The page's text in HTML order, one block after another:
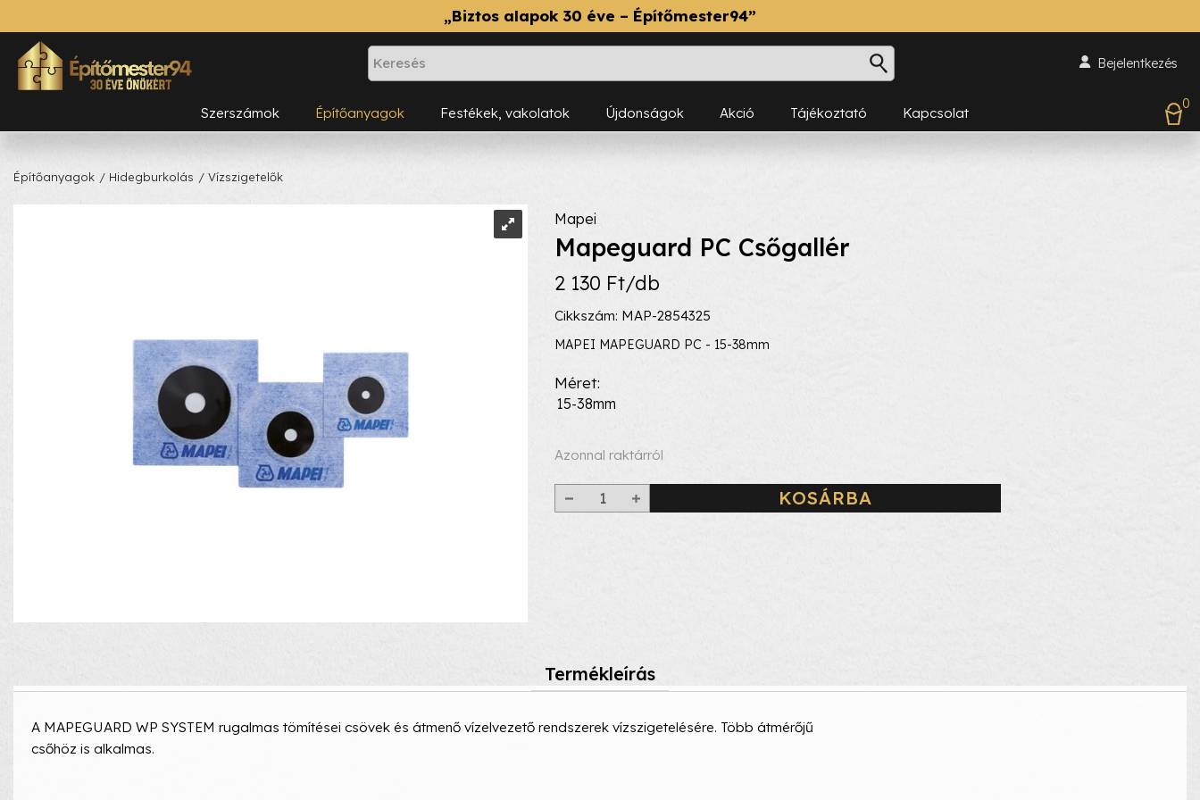
„Biztos alapok 30 éve – Építőmester94”
Bejelentkezés
Szerszámok Építőanyagok Festékek, vakolatok Újdonságok Akció Tájékoztató Kapcsolat
0
Építőanyagok / Hidegburkolás / Vízszigetelők
Mapei
Mapeguard PC Csőgallér
2 130 Ft/db
Cikkszám: MAP-2854325
MAPEI MAPEGUARD PC - 15-38mm
Méret
15-38mm
Azonnal raktárról
KOSÁRBA
Termékleírás
A MAPEGUARD WP SYSTEM rugalmas tömítései csövek és átmenő vízelvezető rendszerek vízszigetelésére. Több átmérőjű
csőhöz is alkalmas.